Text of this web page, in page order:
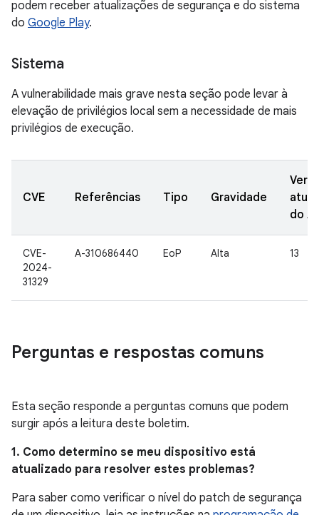
podem receber atualizações de segurança e do sistema
do Google Play.
Sistema
A vulnerabilidade mais grave nesta seção pode levar à
elevação de privilégios local sem a necessidade de mais
privilégios de execução.
CVE Referências Tipo Gravidade
do
CVE-
2024-
31329
A-310686440 EoP Alta 13
Perguntas e respostas comuns
Esta seção responde a perguntas comuns que podem
surgir após a leitura deste boletim.
1. Como determino se meu dispositivo está
atualizado para resolver estes problemas?
Para saber como verificar o nível do patch de segurança